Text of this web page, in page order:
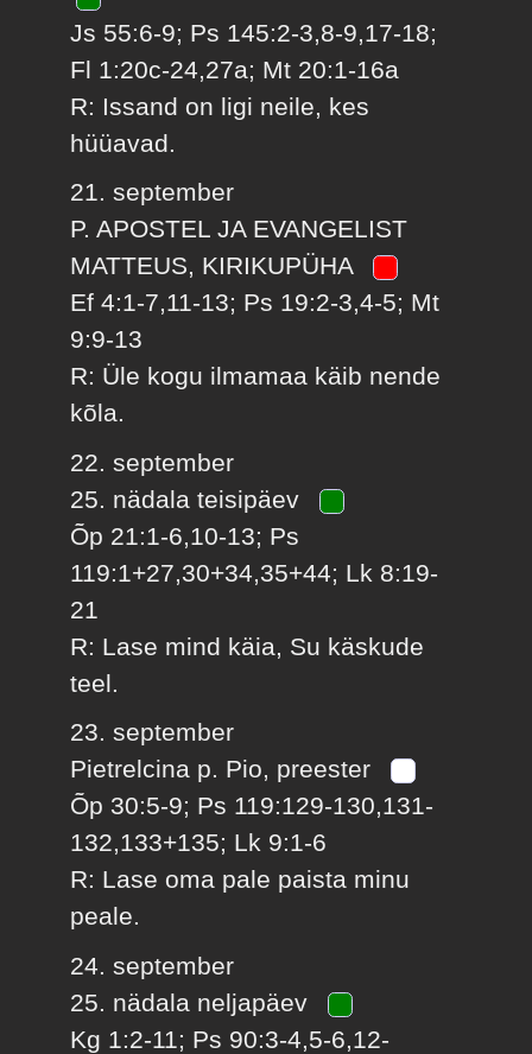
Js 55:6-9; Ps 145:2-3,8-9,17-18;
Fl 1:20c-24,27a; Mt 20:1-16a
R: Issand on ligi neile, kes
hüüavad.
21. september
P. APOSTEL JA EVANGELIST
MATTEUS, KIRIKUPÜHA
Ef 4:1-7,11-13; Ps 19:2-3,4-5; Mt
9:9-13
R: Üle kogu ilmamaa käib nende
kõla.
22. september
25. nädala teisipäev
Õp 21:1-6,10-13; Ps
119:1+27,30+34,35+44; Lk 8:19-
21
R: Lase mind käia, Su käskude
teel.
23. september
Pietrelcina p. Pio, preester
Õp 30:5-9; Ps 119:129-130,131-
132,133+135; Lk 9:1-6
R: Lase oma pale paista minu
peale.
24. september
25. nädala neljapäev
Kg 1:2-11; Ps 90:3-4,5-6,12-